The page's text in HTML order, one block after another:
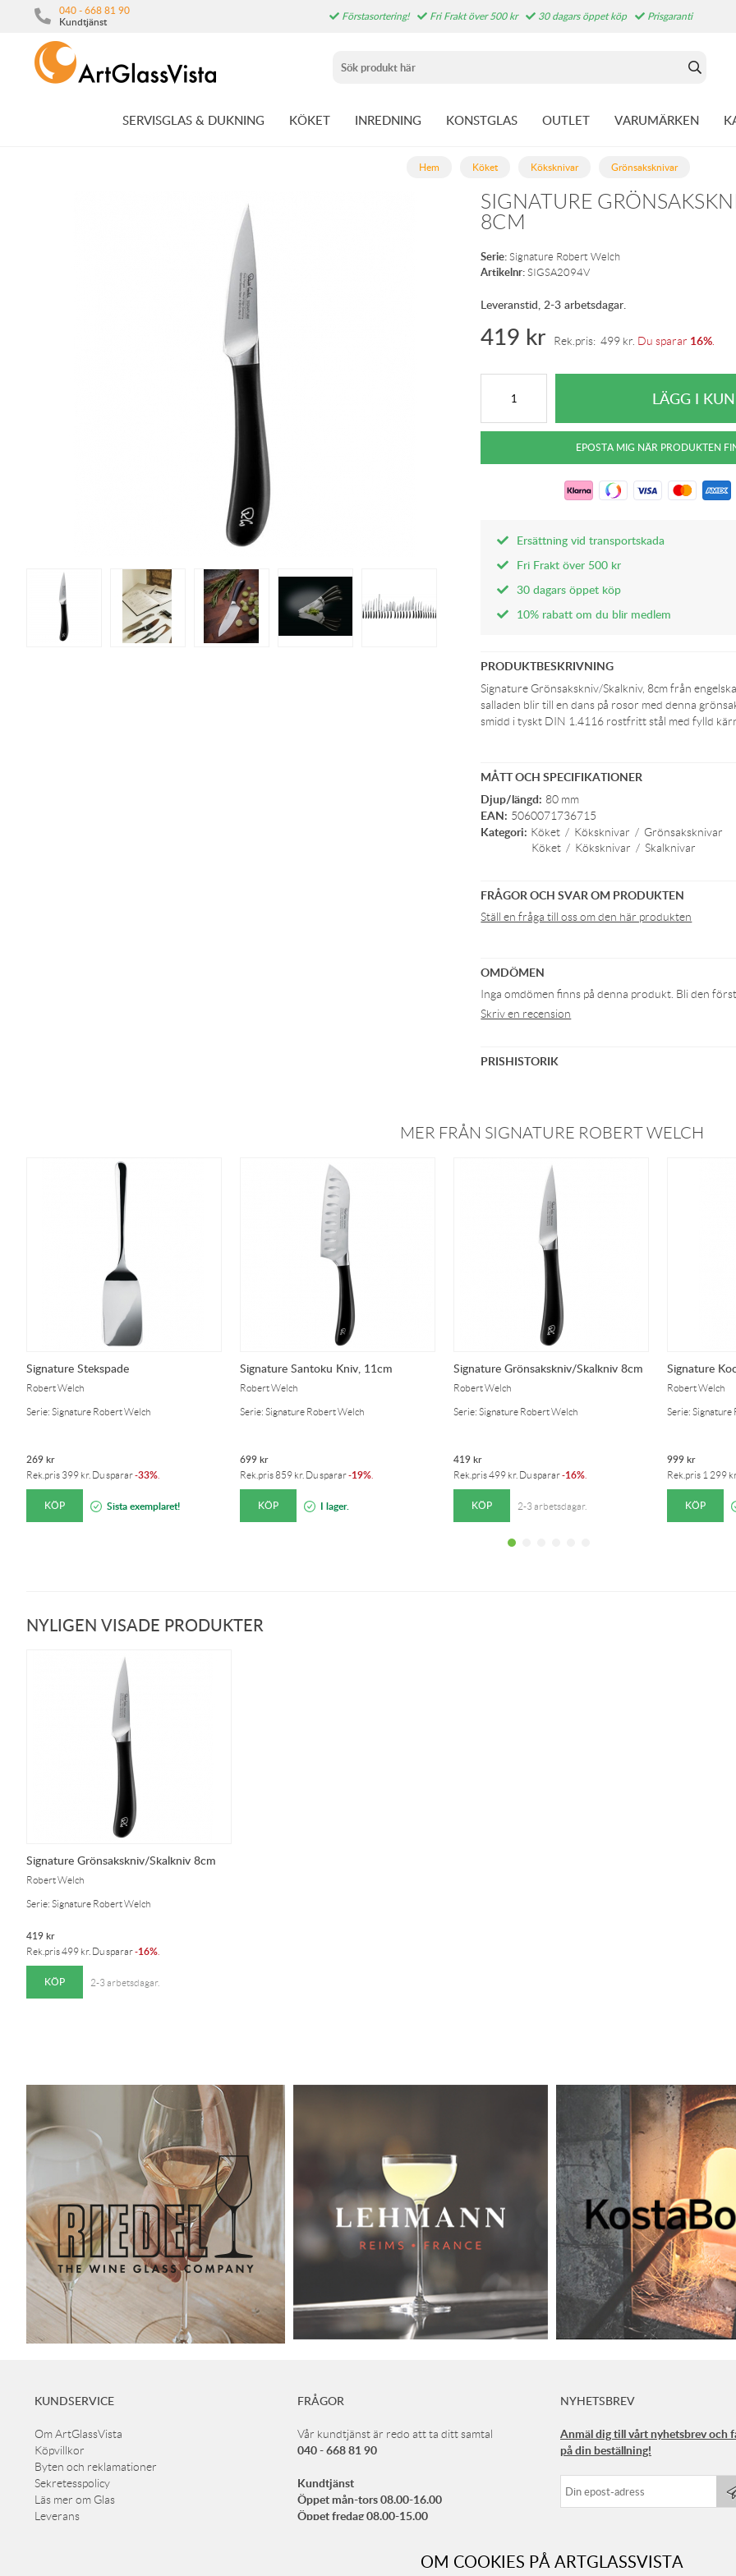
OM COOKIES PÅ ARTGLASSVISTA
040 - 668 81 90
Kundtjänst
Förstasortering! Fri Frakt över 500 kr 30 dagars öppet köp Prisgaranti
SERVISGLAS & DUKNING KÖKET INREDNING KONSTGLAS OUTLET VARUMÄRKEN
Hem Köket Köksknivar Grönsaksknivar
SIGNATURE
8CM
Serie: Signature Robert Welch
Artikelnr: SIGSA2094V
Leveranstid, 2-3 arbetsdagar.
419 kr Rek.pris:499 kr Du sparar 16%
Ersättning vid transportskada
Fri Frakt över 500 kr
30 dagars öppet köp
10% rabatt om du blir medlem
PRODUKTBESKRIVNING
Signature Grönsakskniv/Skalkniv, 8cm från
salladen blir till en dans på rosor med denna
smidd i tyskt DIN 1.4116 rostfritt stål med fylld
MÅTT OCH SPECIFIKATIONER
Djup/längd: 80 mm
EAN: 5060071736715
Kategori: Köket / Köksknivar / Grönsaksknivar
Köket / Köksknivar /Skalknivar
FRÅGOR OCH SVAR OM PRODUKTEN
Ställ en fråga till oss om den här produkten
OMDÖMEN
Inga omdömen finns på denna produkt. Bli den
Skriv en recension
PRISHISTORIK
MER FRÅN SIGNATURE ROBERT WELCH
Signature Stekspade
Robert Welch
Serie: Signature Robert Welch
269kr
Rek.pris 399 kr. Du sparar-33%
KÖP Sista exemplaret!
Signature Santoku Kniv, 11cm
Robert Welch
Serie: Signature Robert Welch
699kr
Rek.pris859 kr. Du sparar-19%
KÖP I lager.
Signature Grönsakskniv/Skalkniv 8cm
Robert Welch
Serie: Signature Robert Welch
419kr
Rek.pris499 kr. Du sparar-16%
KÖP 2-3 arbetsdagar.
Signature
Robert Welch
Serie: Signature
999kr
Rek.pris 1 299 kr
KÖP
NYLIGEN VISADE PRODUKTER
Signature Grönsakskniv/Skalkniv 8cm
Robert Welch
Serie: Signature Robert Welch
419kr
Rek.pris499 kr. Du sparar-16%
KÖP 2-3 arbetsdagar.
KUNDSERVICE
Om ArtGlassVista
Köpvillkor
Byten och reklamationer
Sekretesspolicy
Läs mer om Glas
Leverans
FRÅGOR
Vår kundtjänst är redo att ta ditt samtal
040 - 668 81 90
Kundtjänst
Öppet mån-tors 08.00-16.00
Öppet fredag 08.00-15.00
info@artglassvista.com
NYHETSBREV
Anmäl dig till vårt nyhetsbrev och
på din beställning!